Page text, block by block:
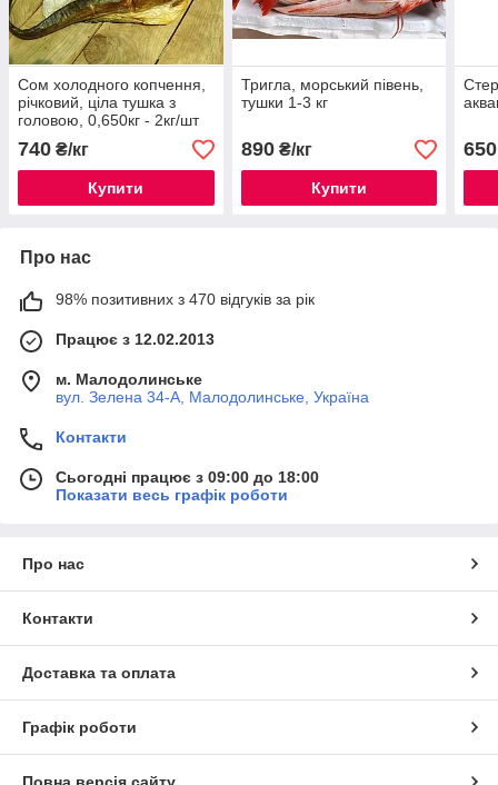
Сом холодного копчення,
річковий, ціла тушка з
головою, 0,650кг - 2кг/шт
наважка, ціна за 1 кг
740 ₴/кг
Купити
Тригла, морський півень,
тушки 1-3 кг
890₴/кг
Купити
650
Про нас
98% позитивних з 470 відгуків за рік
Працює з 12.02.2013
м. Малодолинське
вул. Зелена 34-А, Малодолинське, Україна
Контакти
Сьогодні працює з 09:00 до 18:00
Показати весь графік роботи
Про нас
Контакти
Доставка та оплата
Графік роботи